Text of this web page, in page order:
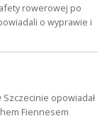
rowerowej po
o wyprawie i
opowiadał
Fiennesem